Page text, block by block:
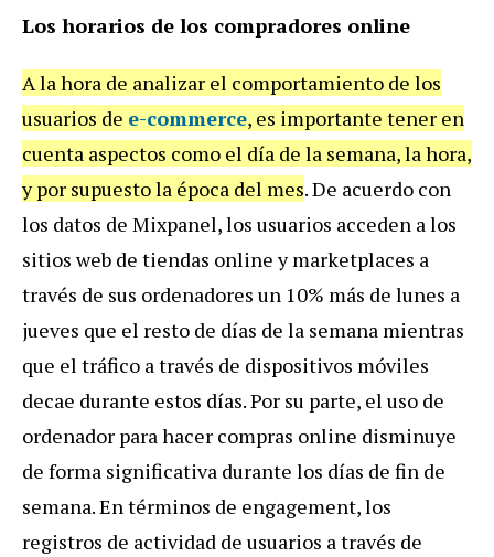
Los horarios de los compradores online
A la hora de analizar el comportamiento de los
usuarios de e-commerce, es importante tener en
cuenta aspectos como el día de la semana, la hora,
y por supuesto la época del mes. De acuerdo con
los datos de Mixpanel, los usuarios acceden a los
sitios web de tiendas online y marketplaces a
través de sus ordenadores un 10% más de lunes a
jueves que el resto de días de la semana mientras
que el tráfico a través de dispositivos móviles
decae durante estos días. Por su parte, el uso de
ordenador para hacer compras online disminuye
de forma significativa durante los días de fin de
semana. En términos de engagement, los
registros de actividad de usuarios a través de